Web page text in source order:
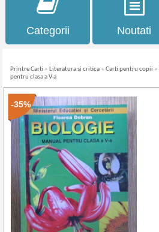
Categorii Noutati
Printre Carti » Literatura si critica »Carti pentru copii »
pentru clasa a V-a
-35%